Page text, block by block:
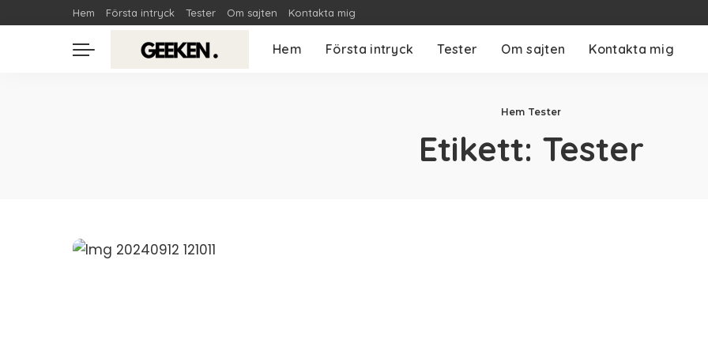
Hem Första intryck Tester Om sajten Kontakta mig
Hem Första intryck Tester Om sajten Kontakta mig
Hem Tester
Etikett: Tester